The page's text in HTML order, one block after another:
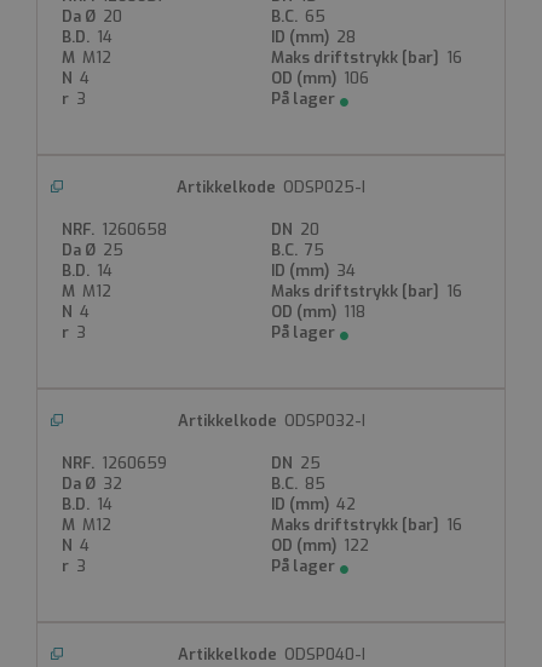
Produktdatablad
20
65
14
28
M12
16
4
106
3
ODSP025-I
1260658
20
25
75
14
34
M12
16
4
118
3
ODSP032-I
1260659
25
32
85
14
42
M12
16
4
122
3
ODSP040-I